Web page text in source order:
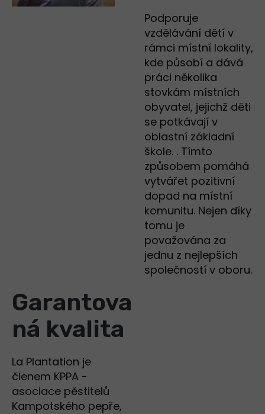
Podporuje
vzdělávání dětí v
rámci místní lokality,
kde působí a dává
práci několika
stovkám místních
obyvatel, jejichž děti
se potkávají v
oblastní základní
škole. . Tímto
způsobem pomáhá
vytvářet pozitivní
dopad na místní
komunitu. Nejen díky
tomu je
považována za
jednu z nejlepších
společností v oboru.
Garantova
ná kvalita
La Plantation je
členem KPPA -
asociace pěstitelů
Kampotského pepře,